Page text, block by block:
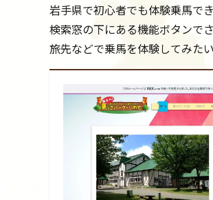
岩手県で初心者でも体験乗馬で
検索窓の下にある機能ボタンで
旅先などで乗馬を体験してみた